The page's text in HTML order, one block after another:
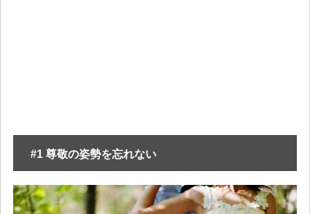
#1 尊敬の姿勢を忘れない